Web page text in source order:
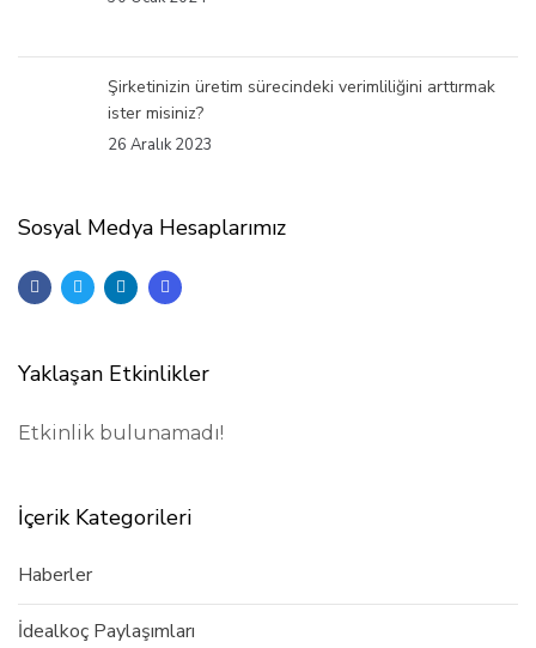
Şirketinizin üretim sürecindeki verimliliğini arttırmak
ister misiniz?
26 Aralık 2023
Sosyal Medya Hesaplarımız
Yaklaşan Etkinlikler
Etkinlik bulunamadı!
İçerik Kategorileri
Haberler
İdealkoç Paylaşımları